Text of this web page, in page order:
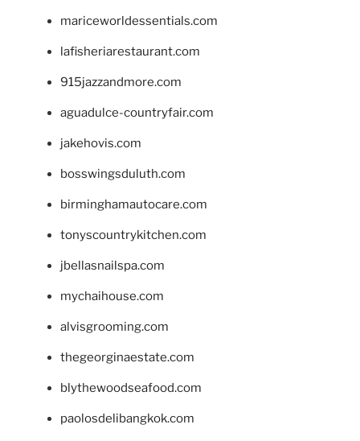
mariceworldessentials.com
lafisheriarestaurant.com
915jazzandmore.com
aguadulce-countryfair.com
jakehovis.com
bosswingsduluth.com
birminghamautocare.com
tonyscountrykitchen.com
jbellasnailspa.com
mychaihouse.com
alvisgrooming.com
thegeorginaestate.com
blythewoodseafood.com
paolosdelibangkok.com